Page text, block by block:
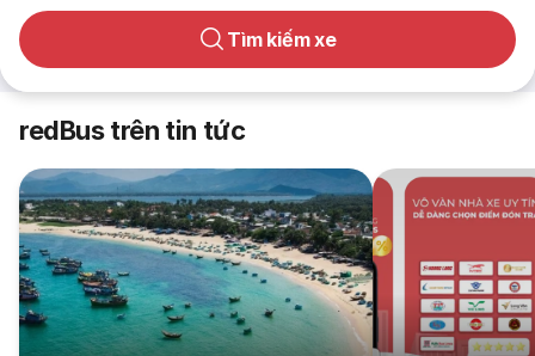
Tìm kiếm xe
redBus trên tin tức